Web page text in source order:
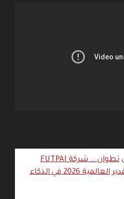
تطوان … شركة FUTPAI
تحصد جائزة التقدير العالمية 2026 في الذكاء